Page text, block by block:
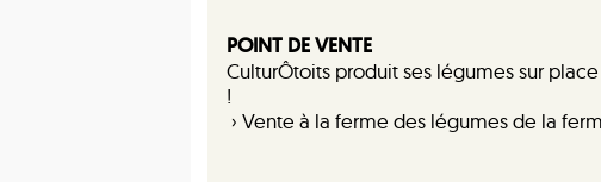
POINT DE VENTE
CulturÔtoits produit ses légumes sur
!
› Vente à la ferme des légumes de la